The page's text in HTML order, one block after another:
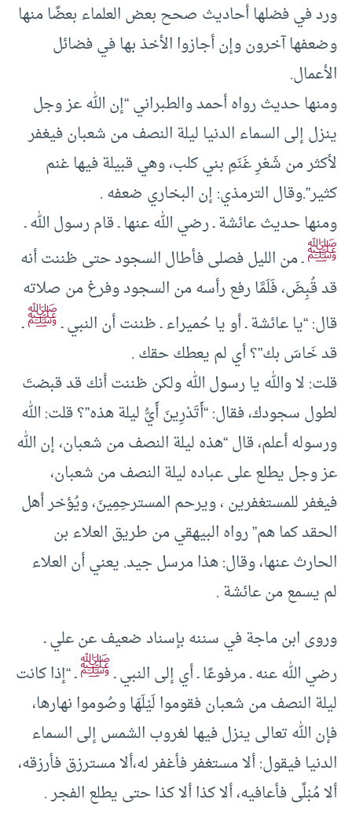
ورد في فضلها أحاديث صحح بعض العلماء بعضًا منها
وضعفها آخرون وإن أجازوا الأخذ بها في فضائل
الأعمال.
ومنها حديث رواه أحمد والطبراني “إن الله عز وجل
ينزل إلى السماء الدنيا ليلة النصف من شعبان فيغفر
لأكثر من شَعْرِ غَنَمِ بني كلب، وهي قبيلة فيها غنم
كثير”.وقال الترمذي: إن البخاري ضعفه .
ومنها حديث عائشة ـ رضي الله عنها ـ قام رسول الله ـ
ﷺـ من الليل فصلى فأطال السجود حتى ظننت أنه
قد قُبِضَ، فَلَمَّا رفع رأسه من السجود وفرغ من صلاته
قال: “يا عائشة ـ أو يا حُميراء ـ ظننت أن النبي ـﷺـ
قد خَاسَ بك”؟ أي لم يعطك حقك .
قلت: لا والله يا رسول الله ولكن ظننت أنك قد قبضتَ
لطول سجودك، فقال: “أَتَدْرِينَ أَيُّ ليلة هذه”؟ قلت: الله
ورسوله أعلم، قال “هذه ليلة النصف من شعبان، إن الله
عز وجل يطلع على عباده ليلة النصف من شعبان،
فيغفر للمستغفرين ، ويرحم المسترحِمِينَ، ويُؤخر أهل
الحقد كما هم” رواه البيهقي من طريق العلاء بن
الحارث عنها، وقال: هذا مرسل جيد. يعني أن العلاء
لم يسمع من عائشة .
وروى ابن ماجة في سننه بإسناد ضعيف عن علي ـ
رضي الله عنه ـ مرفوعًا ـ أي إلى النبي ـﷺـ “إذا كانت
ليلة النصف من شعبان فقوموا لَيْلَهَا وصُوموا نهارها،
فإن الله تعالى ينزل فيها لغروب الشمس إلى السماء
الدنيا فيقول: ألا مستغفر فأغفر له،ألا مسترزق فأرزقه،
ألا مُبْلًى فأعافيه، ألا كذا ألا كذا حتى يطلع الفجر .